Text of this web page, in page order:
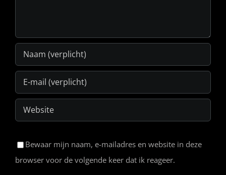
Bewaar mijn naam, e-mailadres en website in deze
browser voor de volgende keer dat ik reageer.